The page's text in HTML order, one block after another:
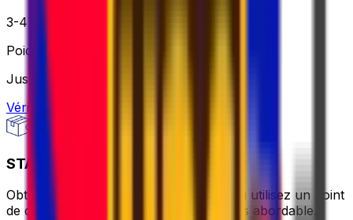
3-4 jours ouvrables
Poids
Jusqu'à 30 kg
Vérifier l'option
STANDARD - FLEXI
Obtenez un ramassage le jour même ou utilisez un point
de dépôt proche – plus flexible, toujours abordable.